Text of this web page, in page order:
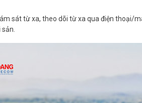
sát từ xa, theo dõi từ xa qua điện thoại/